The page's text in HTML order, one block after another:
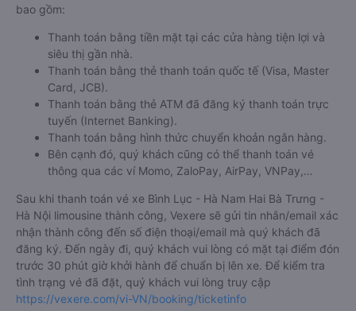
bao gồm:
Thanh toán bằng tiền mặt tại các cửa hàng tiện lợi và
siêu thị gần nhà.
Thanh toán bằng thẻ thanh toán quốc tế (Visa, Master
Card, JCB).
Thanh toán bằng thẻ ATM đã đăng ký thanh toán trực
tuyến (Internet Banking).
Thanh toán bằng hình thức chuyển khoản ngân hàng.
Bên cạnh đó, quý khách cũng có thể thanh toán vé
thông qua các ví Momo, ZaloPay, AirPay, VNPay,…
Sau khi thanh toán vé xe Bình Lục - Hà Nam Hai Bà Trưng -
Hà Nội limousine thành công, Vexere sẽ gửi tin nhắn/email xác
nhận thành công đến số điện thoại/email mà quý khách đã
đăng ký. Đến ngày đi, quý khách vui lòng có mặt tại điểm đón
trước 30 phút giờ khởi hành để chuẩn bị lên xe. Để kiểm tra
tình trạng vé đã đặt, quý khách vui lòng truy cập
https://vexere.com/vi-VN/booking/ticketinfo